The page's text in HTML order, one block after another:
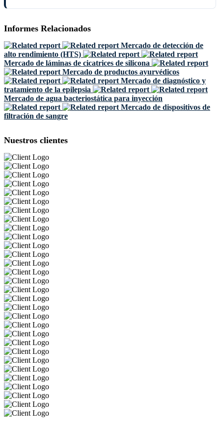
Informes Relacionados
Mercado de detección de
alto rendimiento (HTS)
Mercado de láminas de cicatrices de silicona
Mercado de productos ayurvédicos
Mercado de diagnóstico y
tratamiento de la epilepsia
Mercado de agua bacteriostática para inyección
Mercado de dispositivos de
filtración de sangre
Nuestros clientes